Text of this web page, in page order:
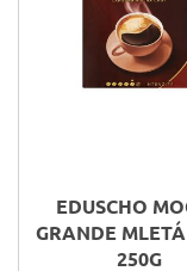
EDUSCHO
GRANDE
250G